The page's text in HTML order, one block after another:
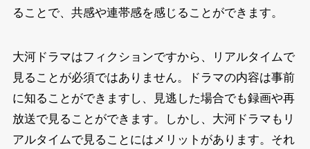
ることで、共感や連帯感を感じることができます。
大河ドラマはフィクションですから、リアルタイムで
見ることが必須ではありません。ドラマの内容は事前
に知ることができますし、見逃した場合でも録画や再
放送で見ることができます。しかし、大河ドラマもリ
アルタイムで見ることにはメリットがあります。それ